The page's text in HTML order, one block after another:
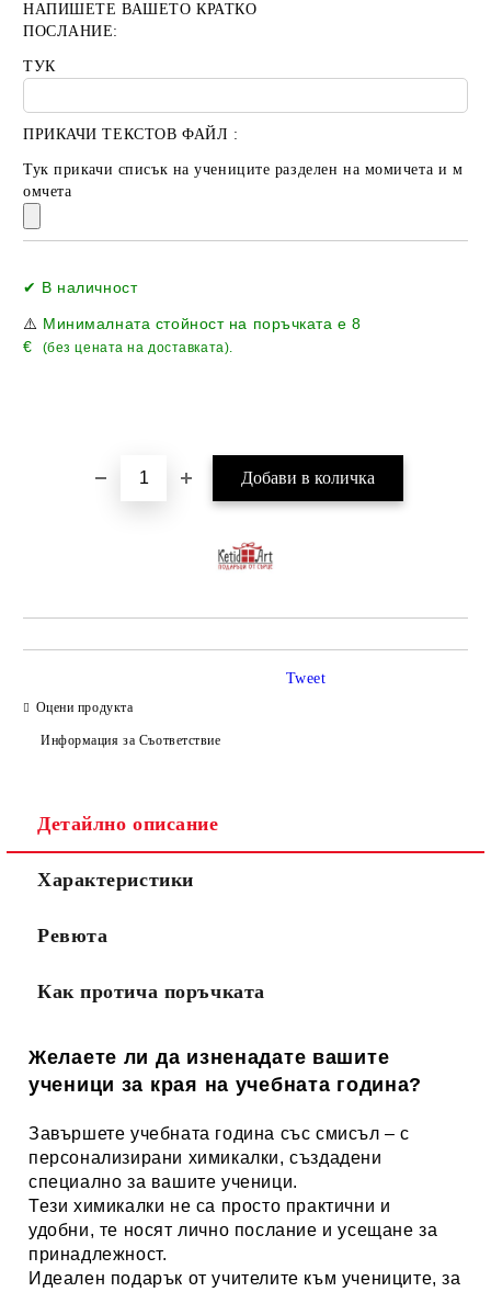
НАПИШЕТЕ ВАШЕТО КРАТКО
ПОСЛАНИЕ:
ТУК
ПРИКАЧИ ТЕКСТОВ ФАЙЛ :
Тук прикачи списък на учениците разделен на момичета и м
омчета
✔ В наличност
⚠️ Минималната стойност на поръчката е8
€
(без цената на доставката).
Оцени продукта
Информация за Съответствие
Tweet
Детайлно описание
Характеристики
Ревюта
Как протича поръчката
Желаете ли да изненадате вашите
ученици за края на учебната година?
Завършете учебната година със смисъл – с
персонализирани химикалки, създадени
специално за вашите ученици.
Тези химикалки не са просто практични и
удобни, те носят лично послание и усещане за
принадлежност.
Идеален подарък от учителите към учениците, за